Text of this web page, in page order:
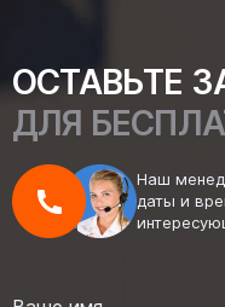
ОСТАВЬТЕ
ДЛЯ
Наш
даты и